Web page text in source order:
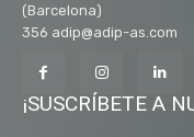
(Barcelona)
356 adip@adip-as.com
¡SUSCRÍBETE A